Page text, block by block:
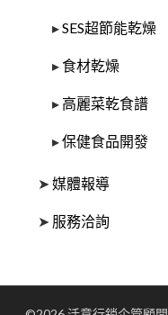
▸SES超節能乾燥
▸ 食材乾燥
▸ 高麗菜乾食譜
▸保健食品開發
➤媒體報導
➤ 服務洽詢